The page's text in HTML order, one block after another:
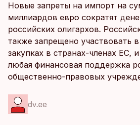
Новые запреты на импорт на
миллиардов евро сократят
российских олигархов.
также запрещено участвовать
закупках в странах-членах ЕС,
любая финансовая поддержка
общественно-правовых
dv.ee